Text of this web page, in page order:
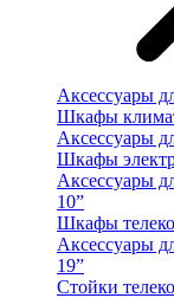
Аксессуары
Шкафы
Аксессуары
Шкафы
Аксессуары
10”
Шкафы
Аксессуары
19”
Стойки